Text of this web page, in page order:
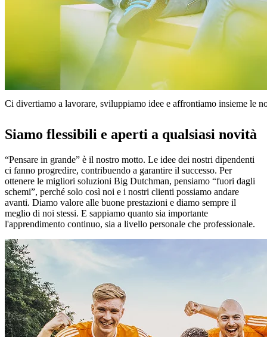
Ci divertiamo a lavorare, sviluppiamo idee e affrontiamo insieme le
Siamo flessibili e aperti a qualsiasi novità
“Pensare in grande” è il nostro motto. Le idee dei nostri dipendenti
ci fanno progredire, contribuendo a garantire il successo. Per
ottenere le migliori soluzioni Big Dutchman, pensiamo “fuori dagli
schemi”, perché solo così noi e i nostri clienti possiamo andare
avanti. Diamo valore alle buone prestazioni e diamo sempre il
meglio di noi stessi. E sappiamo quanto sia importante
l'apprendimento continuo, sia a livello personale che professionale.